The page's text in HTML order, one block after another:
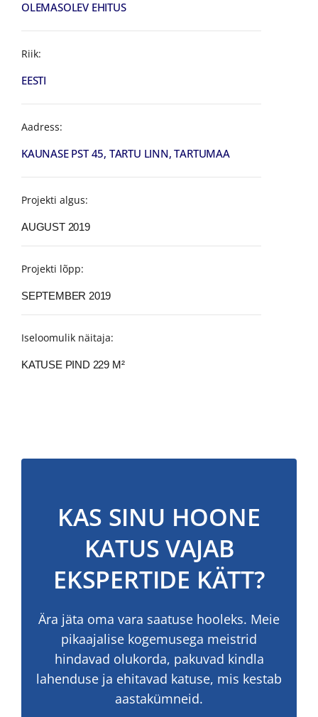
OLEMASOLEV EHITUS
Riik:
EESTI
Aadress:
KAUNASE PST 45, TARTU LINN, TARTUMAA
Projekti algus:
AUGUST 2019
Projekti lõpp:
SEPTEMBER 2019
Iseloomulik näitaja:
KATUSE PIND 229 M²
KAS SINU HOONE
KATUS VAJAB
EKSPERTIDE KÄTT?
Ära jäta oma vara saatuse hooleks. Meie
pikaajalise kogemusega meistrid
hindavad olukorda, pakuvad kindla
lahenduse ja ehitavad katuse, mis kestab
aastakümneid.